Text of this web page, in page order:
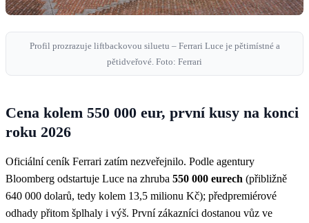
Profil prozrazuje liftbackovou siluetu – Ferrari Luce je pětimístné a
pětidveřové. Foto: Ferrari
Cena kolem 550 000 eur, první kusy na konci
roku 2026
Oficiální ceník Ferrari zatím nezveřejnilo. Podle agentury
Bloomberg odstartuje Luce na zhruba 550 000 eurech (přibližně
640 000 dolarů, tedy kolem 13,5 milionu Kč); předpremiérové
odhady přitom šplhaly i výš. První zákazníci dostanou vůz ve